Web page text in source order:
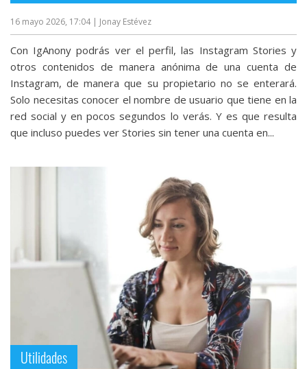
16 mayo 2026, 17:04 | Jonay Estévez
Con IgAnony podrás ver el perfil, las Instagram Stories y
otros contenidos de manera anónima de una cuenta de
Instagram, de manera que su propietario no se enterará.
Solo necesitas conocer el nombre de usuario que tiene en la
red social y en pocos segundos lo verás. Y es que resulta
que incluso puedes ver Stories sin tener una cuenta en...
Utilidades